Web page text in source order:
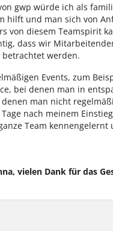
gwp würde ich als
hilft und man sich von
von diesem Teamspirit
dass wir
betrachtet werden.
Events, zum
bei denen man in
man nicht
nach meinem
Team
vielen Dank für das